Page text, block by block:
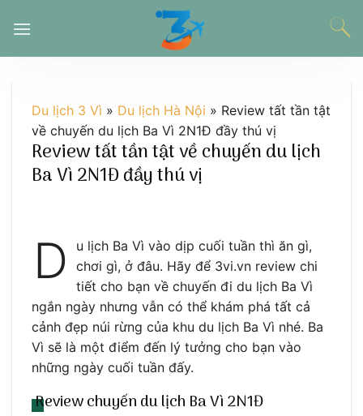
đến
Du lịch 3 Vì » Du lịch Hà Nội » Review tất tần tật
về chuyến du lịch Ba Vì 2N1Đ đầy thú vị
Review tất tần tật về chuyến du lịch
Ba Vì 2N1Đ đầy thú vị
D
u lịch Ba Vì vào dịp cuối tuần thì ăn gì,
chơi gì, ở đâu. Hãy để 3vi.vn review chi
tiết cho bạn về chuyến đi du lịch Ba Vì
ngắn ngày nhưng vẫn có thể khám phá tất cả
cảnh đẹp núi rừng của khu du lịch Ba Vì nhé. Ba
Vì sẽ là một điểm đến lý tưởng cho bạn vào
những ngày cuối tuần đấy.
Review chuyến du lịch Ba Vì 2N1Đ